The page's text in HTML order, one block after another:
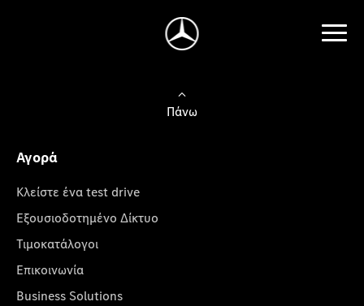
Πάνω
Αγορά
Κλείστε ένα test drive
Εξουσιοδοτημένο Δίκτυο
Τιμοκατάλογοι
Επικοινωνία
Business Solutions